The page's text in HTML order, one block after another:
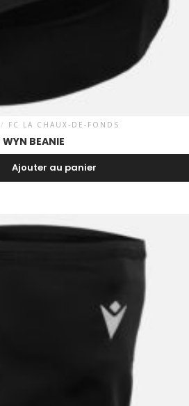
/ FC LA CHAUX-DE-FONDS
WYN BEANIE
16.90
Ajouter au panier